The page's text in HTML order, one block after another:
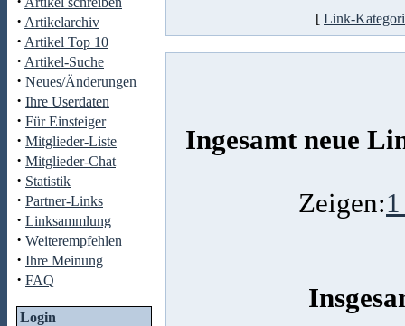
· Artikelarchiv
· Artikel Top 10
· Artikel-Suche
· Neues/Änderungen
· Ihre Userdaten
· Für Einsteiger
· Mitglieder-Liste
· Mitglieder-Chat
· Statistik
· Partner-Links
· Linksammlung
· Weiterempfehlen
· Ihre Meinung
· FAQ
Login
[ Link-
Ingesamt neue
Zeigen: